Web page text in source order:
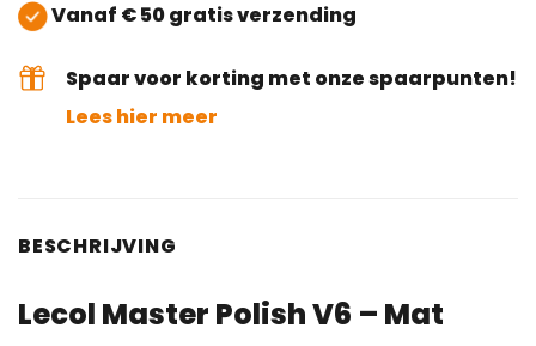
Vanaf € 50 gratis verzending
Spaar voor korting met onze spaarpunten!
Lees hier meer
BESCHRIJVING
Lecol Master Polish V6 – Mat